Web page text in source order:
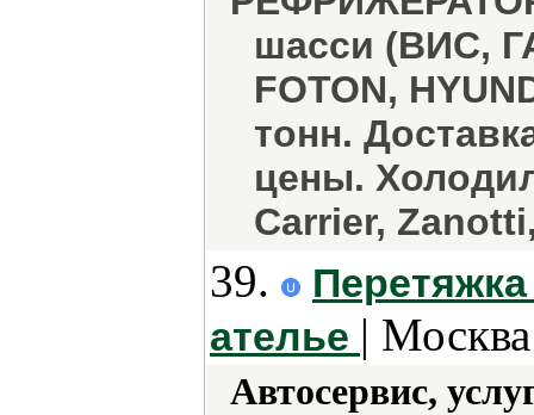
шасси (ВИС,
FOTON,
тонн.
цены.
Carrier,
39.
ателье |
Автосервис,